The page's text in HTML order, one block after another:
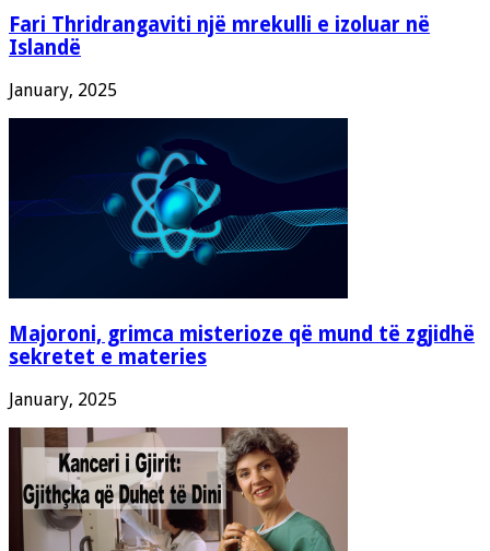
Fari Thridrangaviti një mrekulli e izoluar në
Islandë
January, 2025
Majoroni, grimca misterioze që mund të zgjidhë
sekretet e materies
January, 2025